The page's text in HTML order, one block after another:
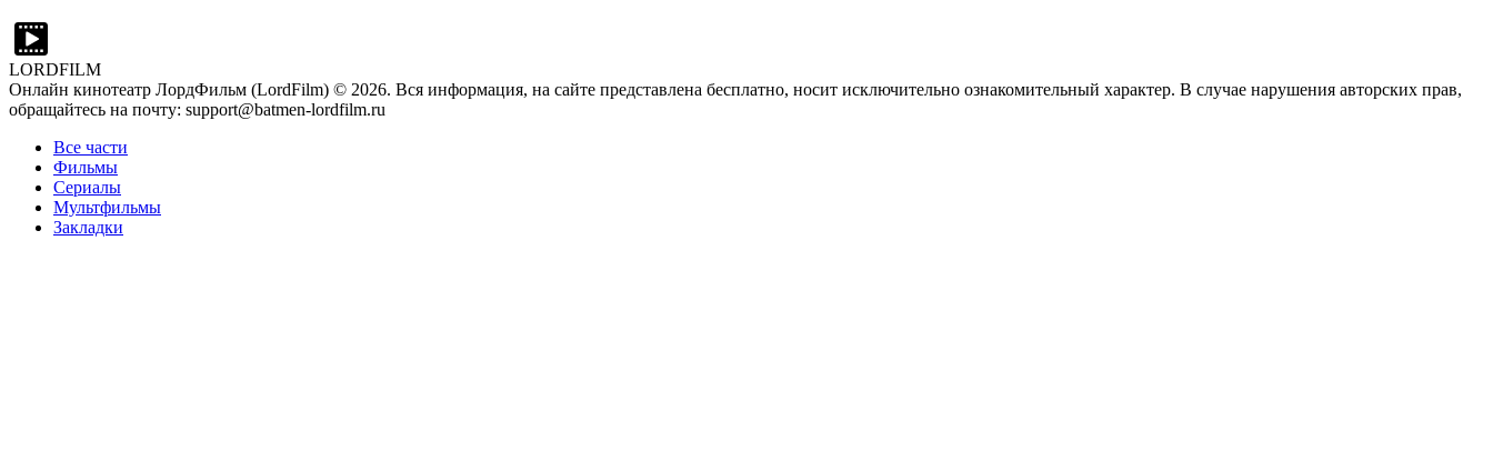
LORDFILM
Онлайн кинотеатр ЛордФильм (LordFilm) © 2026. Вся информация, на сайте представлена бесплатно, носит исключительно ознакомительный характер. В случае нарушения авторских прав,
обращайтесь на почту: support@batmen-lordfilm.ru
Все части
Фильмы
Сериалы
Мультфильмы
Закладки